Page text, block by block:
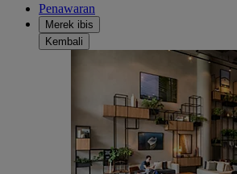
Penawaran
Merek ibis
Kembali